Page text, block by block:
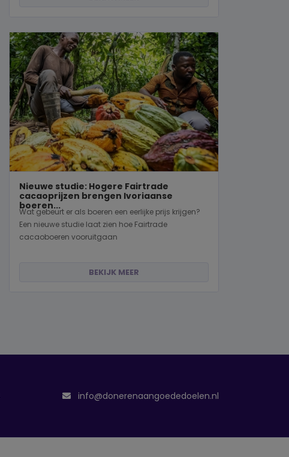
Nieuwe studie: Hogere Fairtrade
cacaoprijzen brengen Ivoriaanse
boeren...
Wat gebeurt er als boeren een eerlijke prijs krijgen?
Een nieuwe studie laat zien hoe Fairtrade
cacaoboeren vooruitgaan
BEKIJK MEER
info@donerenaangoededoelen.nl